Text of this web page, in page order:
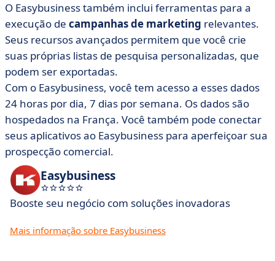
O Easybusiness também inclui ferramentas para a
execução de campanhas de marketing relevantes.
Seus recursos avançados permitem que você crie
suas próprias listas de pesquisa personalizadas, que
podem ser exportadas.
Com o Easybusiness, você tem acesso a esses dados
24 horas por dia, 7 dias por semana. Os dados são
hospedados na França. Você também pode conectar
seus aplicativos ao Easybusiness para aperfeiçoar sua
prospecção comercial.
Easybusiness
Booste seu negócio com soluções inovadoras
Mais informação sobre Easybusiness